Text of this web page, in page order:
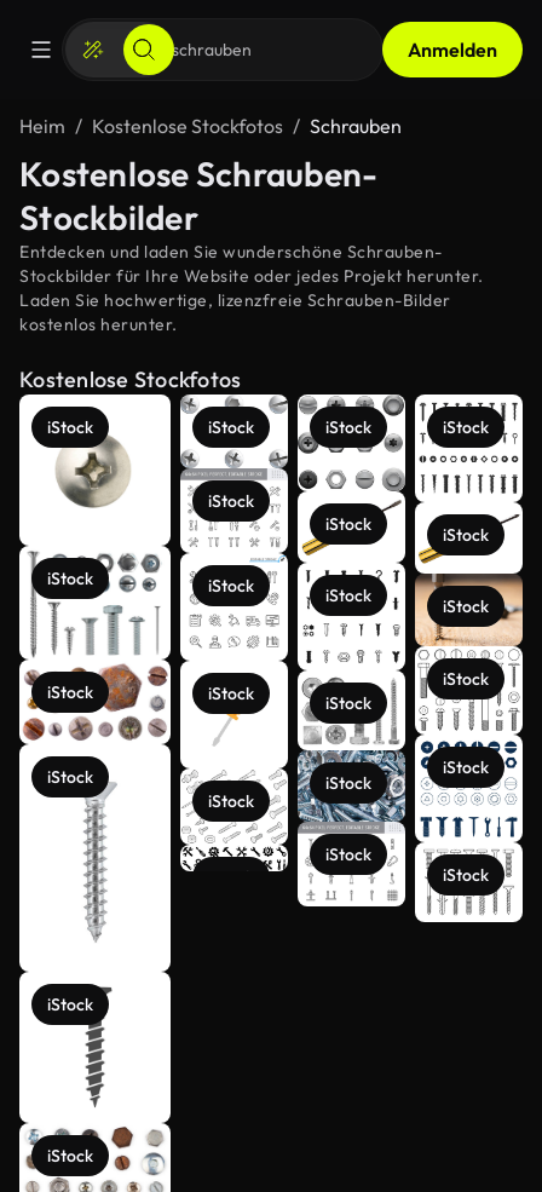
Anmelden
Heim Kostenlose Stockfotos Schrauben
Kostenlose Schrauben-
Stockbilder
Entdecken und laden Sie wunderschöne Schrauben-
Stockbilder für Ihre Website oder jedes Projekt herunter.
Laden Sie hochwertige, lizenzfreie Schrauben-Bilder
kostenlos herunter.
Kostenlose Stockfotos
iStock
iStock
iStock
iStock
iStock
iStock
iStock
iStock
iStock
iStock
iStock
iStock
iStock
iStock
iStock
iStock
iStock
iStock
iStock
iStock
iStock
iStock
iStock